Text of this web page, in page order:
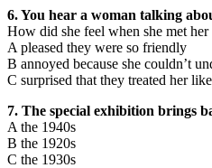
6. You hear a woman talking
How did she feel when she met her
A pleased they were so friendly
B annoyed because she couldn’t
C surprised that they treated her
7. The special exhibition brings
A the 1940s
B the 1920s
C the 1930s